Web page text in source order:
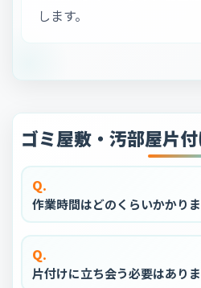
します。
ゴミ屋敷・汚部屋片
Q.
作業時間はどのくらいかかり
Q.
片付けに立ち会う必要はあり